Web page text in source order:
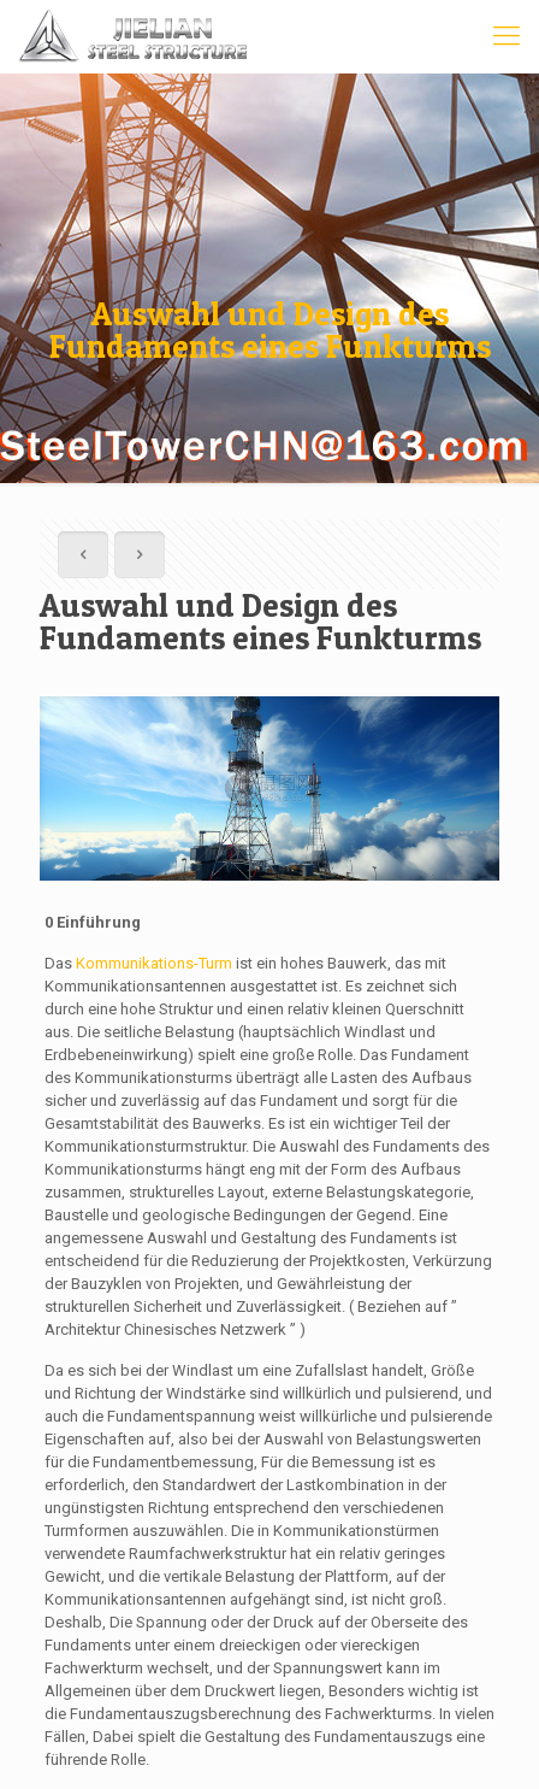
Auswahl und Design des
Fundaments eines Funkturms
Auswahl und Design des
Fundaments eines Funkturms
0 Einführung
Das Kommunikations-Turm ist ein hohes Bauwerk, das mit
Kommunikationsantennen ausgestattet ist. Es zeichnet sich
durch eine hohe Struktur und einen relativ kleinen Querschnitt
aus. Die seitliche Belastung (hauptsächlich Windlast und
Erdbebeneinwirkung) spielt eine große Rolle. Das Fundament
des Kommunikationsturms überträgt alle Lasten des Aufbaus
sicher und zuverlässig auf das Fundament und sorgt für die
Gesamtstabilität des Bauwerks. Es ist ein wichtiger Teil der
Kommunikationsturmstruktur. Die Auswahl des Fundaments des
Kommunikationsturms hängt eng mit der Form des Aufbaus
zusammen, strukturelles Layout, externe Belastungskategorie,
Baustelle und geologische Bedingungen der Gegend. Eine
angemessene Auswahl und Gestaltung des Fundaments ist
entscheidend für die Reduzierung der Projektkosten, Verkürzung
der Bauzyklen von Projekten, und Gewährleistung der
strukturellen Sicherheit und Zuverlässigkeit. ( Beziehen auf ”
Architektur Chinesisches Netzwerk ” )
Da es sich bei der Windlast um eine Zufallslast handelt, Größe
und Richtung der Windstärke sind willkürlich und pulsierend, und
auch die Fundamentspannung weist willkürliche und pulsierende
Eigenschaften auf, also bei der Auswahl von Belastungswerten
für die Fundamentbemessung, Für die Bemessung ist es
erforderlich, den Standardwert der Lastkombination in der
ungünstigsten Richtung entsprechend den verschiedenen
Turmformen auszuwählen. Die in Kommunikationstürmen
verwendete Raumfachwerkstruktur hat ein relativ geringes
Gewicht, und die vertikale Belastung der Plattform, auf der
Kommunikationsantennen aufgehängt sind, ist nicht groß.
Deshalb, Die Spannung oder der Druck auf der Oberseite des
Fundaments unter einem dreieckigen oder viereckigen
Fachwerkturm wechselt, und der Spannungswert kann im
Allgemeinen über dem Druckwert liegen, Besonders wichtig ist
die Fundamentauszugsberechnung des Fachwerkturms. In vielen
Fällen, Dabei spielt die Gestaltung des Fundamentauszugs eine
führende Rolle.